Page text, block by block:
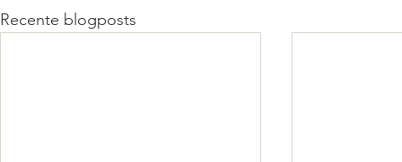
Recente blogposts